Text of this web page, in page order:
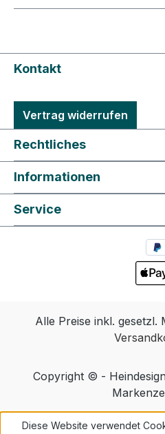
Kontakt
Vertrag widerrufen
Rechtliches
Informationen
Service
Alle Preise inkl. gesetzl.
Copyright © -
Diese Website verwendet